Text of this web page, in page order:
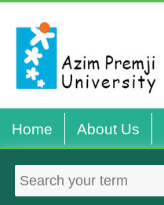
Home About Us